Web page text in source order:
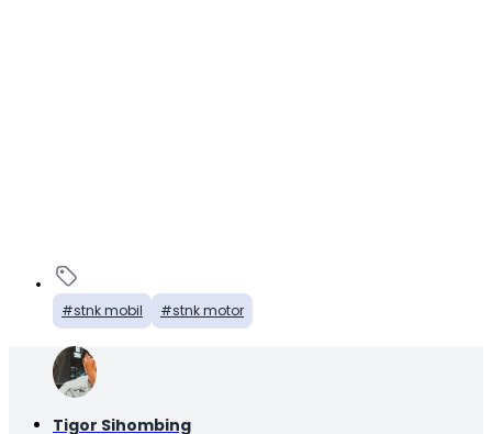
stnk mobil stnk motor
Tigor Sihombing